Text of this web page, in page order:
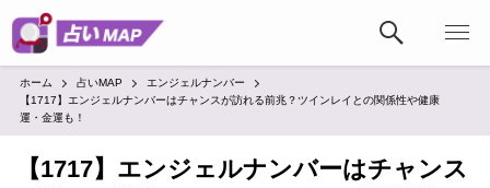
ホーム 占いMAP
エンジェルナンバー
【1717】エンジェルナンバーはチャンスが訪れる前兆？ツインレイとの関係性や健康
運・金運も！
【1717】エンジェルナンバーはチャンス